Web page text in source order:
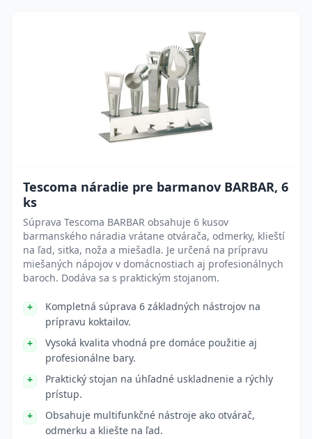
Tescoma náradie pre barmanov BARBAR, 6
ks
Súprava Tescoma BARBAR obsahuje 6 kusov
barmanského náradia vrátane otvárača, odmerky, klieští
na ľad, sitka, noža a miešadla. Je určená na prípravu
miešaných nápojov v domácnostiach aj profesionálnych
baroch. Dodáva sa s praktickým stojanom.
Kompletná súprava 6 základných nástrojov na
prípravu koktailov.
Vysoká kvalita vhodná pre domáce použitie aj
profesionálne bary.
Praktický stojan na úhľadné uskladnenie a rýchly
prístup.
Obsahuje multifunkčné nástroje ako otvárač,
odmerku a kliešte na ľad.